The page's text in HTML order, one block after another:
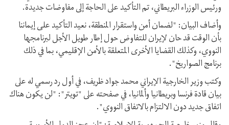
ورئيس الوزراء البريطاني، تم التأكيد على الحاجة إلى مفاوضات جديدة.
وأضاف البیان: "لضمان أمن واستقرار المنطقة، نعيد التأكيد علی إيماننا
بأن الوقت قد حان لإيران للتفاوض حول إطار طويل الأجل لبرنامجها
النووي، وكذلك القضايا الأخرى المتعلقة بالأمن الإقليمي، بما في ذلك
برنامج الصواريخ".
وكتب وزير الخارجية الإيراني محمد جواد ظريف، في أول رد رسمي له على
بيان قادة فرنسا وبريطانيا وألمانیا، في صفحته على "تويتر": "لن يكون هناك
اتفاق جديد دون الالتزام بالاتفاق النووي".